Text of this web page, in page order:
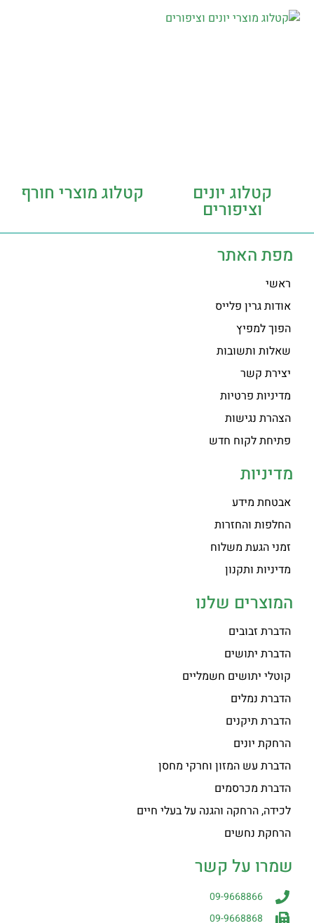
קטלוג יונים
וציפורים
קטלוג מוצרי חורף
מפת האתר
ראשי
אודות גרין פלייס
הפוך למפיץ
שאלות ותשובות
יצירת קשר
מדיניות פרטיות
הצהרת נגישות
פתיחת לקוח חדש
מדיניות
אבטחת מידע
החלפות והחזרות
זמני הגעת משלוח
מדיניות ותקנון
המוצרים שלנו
הדברת זבובים
הדברת יתושים
קוטלי יתושים חשמליים
הדברת נמלים
הדברת תיקנים
הרחקת יונים
הדברת עש המזון וחרקי מחסן
הדברת מכרסמים
לכידה, הרחקה והגנה על בעלי חיים
הרחקת נחשים
שמרו על קשר
09-9668866
09-9668868